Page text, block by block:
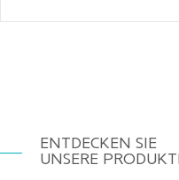
ENTDECKEN SIE
UNSERE